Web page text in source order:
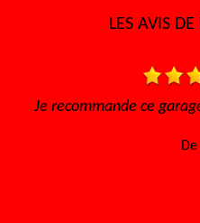
LES AVIS
Très bon accueil,